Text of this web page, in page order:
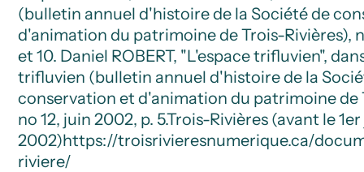
(bulletin annuel d'histoire de la Société de
d'animation du patrimoine de Trois-Rivières),
et 10. Daniel ROBERT, "L'espace trifluvien",
trifluvien (bulletin annuel d'histoire de la
conservation et d'animation du patrimoine de
no 12, juin 2002, p. 5.Trois-Rivières (avant le
2002)https://troisrivieresnumerique.ca/
riviere/